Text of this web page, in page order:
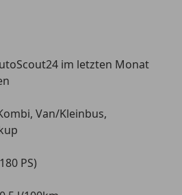
im letzten Monat
Van/Kleinbus,
PS)